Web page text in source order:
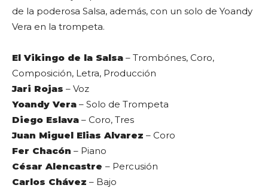
de la poderosa Salsa, además, con un solo de Yoandy
Vera en la trompeta.
El Vikingo de la Salsa – Trombónes, Coro,
Composición, Letra, Producción
Jari Rojas – Voz
Yoandy Vera – Solo de Trompeta
Diego Eslava – Coro, Tres
Juan Miguel Elias Alvarez – Coro
Fer Chacón – Piano
César Alencastre – Percusión
Carlos Chávez – Bajo